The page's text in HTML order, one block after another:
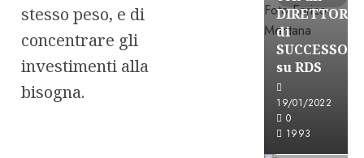
stesso peso, e di
concentrare gli
investimenti alla
bisogna.
DIRETTORE
di
SUCCESSO
su RDS
19/01/2022
0
1993
A-Stories